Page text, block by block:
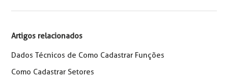
Artigos relacionados
Dados Técnicos de Como Cadastrar Funções
Como Cadastrar Setores